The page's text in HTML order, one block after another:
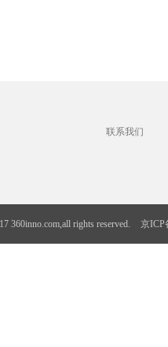
联系我们
360inno.com,all rights reserved. 京ICP